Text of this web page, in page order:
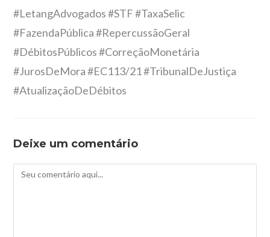
#LetangAdvogados #STF #TaxaSelic
#FazendaPública #RepercussãoGeral
#DébitosPúblicos #CorreçãoMonetária
#JurosDeMora #EC113/21 #TribunalDeJustiça
#AtualizaçãoDeDébitos
Deixe um comentário